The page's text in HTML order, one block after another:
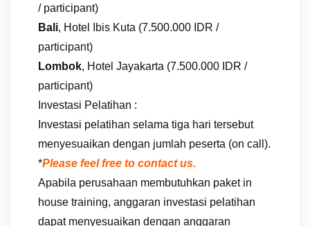
/ participant)
Bali, Hotel Ibis Kuta (7.500.000 IDR /
participant)
Lombok, Hotel Jayakarta (7.500.000 IDR /
participant)
Investasi Pelatihan :
Investasi pelatihan selama tiga hari tersebut
menyesuaikan dengan jumlah peserta (on call).
*Please feel free to contact us.
Apabila perusahaan membutuhkan paket in
house training, anggaran investasi pelatihan
dapat menyesuaikan dengan anggaran